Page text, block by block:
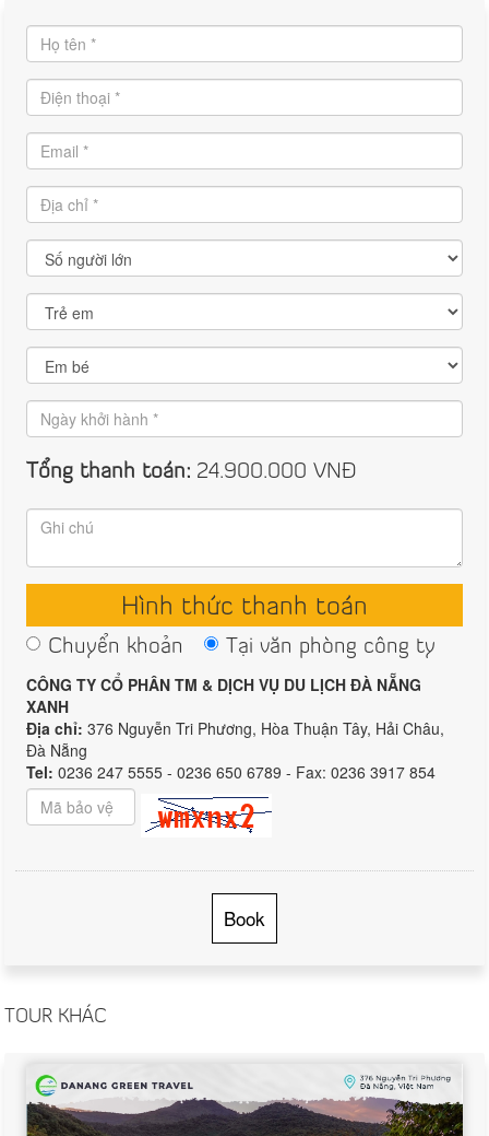
Tổng thanh toán: 24.900.000VNĐ
Hình thức thanh toán
Chuyển khoản
Tại văn phòng công ty
CÔNG TY CỔ PHÂN TM & DỊCH VỤ DU LỊCH ĐÀ NẴNG
XANH
Địa chỉ: 376 Nguyễn Tri Phương, Hòa Thuận Tây, Hải Châu,
Đà Nẵng
Tel: 0236 247 5555 - 0236 650 6789 - Fax: 0236 3917 854
Book
TOUR KHÁC